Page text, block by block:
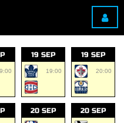
19 SEP
19:00
19 SEP
20:00
20 SEP 20 SEP